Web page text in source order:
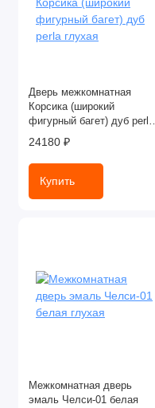
Дверь межкомнатная
Корсика (широкий
фигурный багет) дуб perla
глухая
24180 ₽
Купить
Межкомнатная дверь
эмаль Челси-01 белая